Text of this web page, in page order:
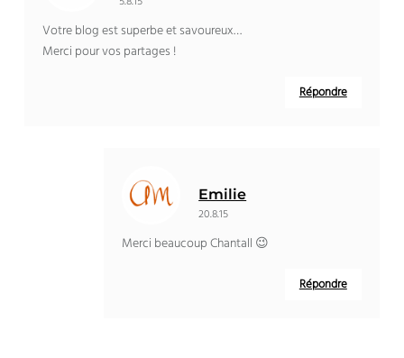
Votre blog est superbe et savoureux…
Merci pour vos partages !
Répondre
Emilie
20.8.15
Merci beaucoup Chantall 😉
Répondre